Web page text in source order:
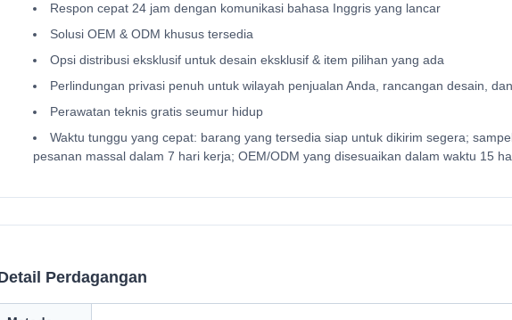
Respon cepat 24 jam dengan komunikasi bahasa Inggris yang lancar
Solusi OEM & ODM khusus tersedia
Opsi distribusi eksklusif untuk desain eksklusif & item pilihan yang ada
Perlindungan privasi penuh untuk wilayah penjualan Anda, rancangan desain,
Perawatan teknis gratis seumur hidup
Waktu tunggu yang cepat: barang yang tersedia siap untuk dikirim segera;
pesanan massal dalam 7 hari kerja; OEM/ODM yang disesuaikan dalam waktu 15
Perdagangan